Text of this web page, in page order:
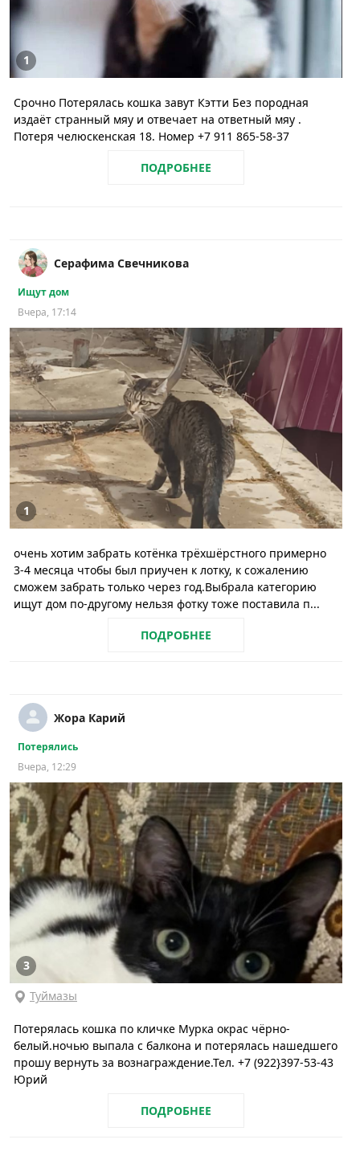
1
Срочно Потерялась кошка завут Кэтти Без породная
издаёт странный мяу и отвечает на ответный мяу .
Потеря челюскенская 18. Номер +7 911 865-58-37
ПОДРОБНЕЕ
Серафима Свечникова
Ищут дом
Вчера, 17:14
1
очень хотим забрать котёнка трёхшёрстного примерно
3-4 месяца чтобы был приучен к лотку, к сожалению
сможем забрать только через год.Выбрала категорию
ищут дом по-другому нельзя фотку тоже поставила п...
ПОДРОБНЕЕ
Жора Карий
Потерялись
Вчера, 12:29
3
Туймазы
Потерялась кошка по кличке Мурка окрас чёрно-
белый.ночью выпала с балкона и потерялась нашедшего
прошу вернуть за вознаграждение.Тел. +7 (922}397-53-43
Юрий
ПОДРОБНЕЕ